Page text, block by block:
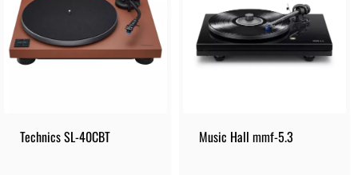
Technics SL-40CBT Music Hall mmf-5.3